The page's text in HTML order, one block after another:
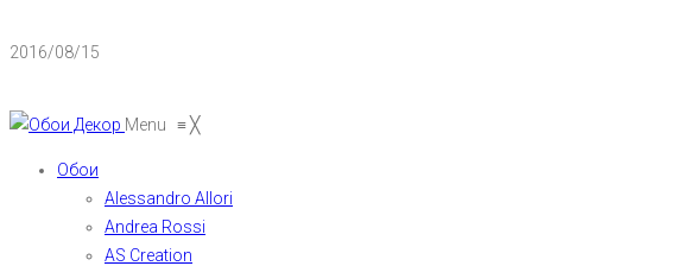
2016/08/15
Menu ≡╳
Обои
Alessandro Allori
Andrea Rossi
AS Creation